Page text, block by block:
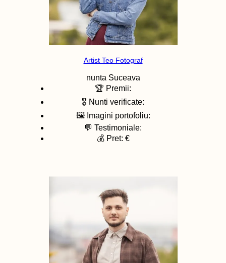
Artist Teo Fotograf
nunta Suceava
🏆 Premii:
🎖️ Nunti verificate:
🖼️ Imagini portofoliu:
💬 Testimoniale:
💰 Pret: €